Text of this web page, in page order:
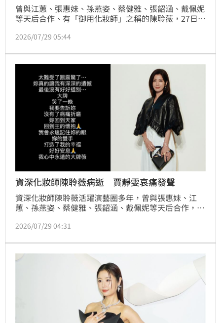
曾與江蕙、張惠妹、孫燕姿、蔡健雅、張韶涵、戴佩妮
等天后合作、有「御用化妝師」之稱的陳聆薇，27日傳
江蕙，昨天得知噩耗後悲痛不已，透過經紀人透露，兩
仍親自替江蕙上妝，沒想到如今卻傳來憾事，江蕙第一
時間甚至以為是「錯誤訊息」，難以接受好友離世。
2026/07/29 05:44
資深化妝師陳聆薇病逝 賈靜雯哀痛發聲
資深化妝師陳聆薇活躍演藝圈多年，曾與張惠妹、江
蕙、孫燕姿、蔡健雅、張韶涵、戴佩妮等天后合作，其
有盛名。不料，昨（28）日突然傳出陳聆薇病逝消息，
發聲，坦言自己哭了一整晚。宋亭誼報導
2026/07/29 04:31